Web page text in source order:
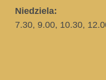
Niedziela:
7.30, 9.00, 10.30,